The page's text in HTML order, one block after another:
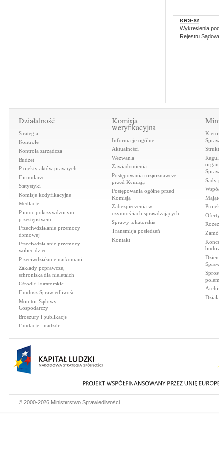
KRS-X2
Wykreślenia
Rejestru
Działalność
Strategia
Kontrole
Kontrola zarządcza
Budżet
Projekty aktów prawnych
Formularze
Statystyki
Komisje kodyfikacyjne
Mediacje
Pomoc pokrzywdzonym
przestępstwem
Przeciwdziałanie przemocy
domowej
Przeciwdziałanie przemocy
wobec dzieci
Przeciwdziałanie narkomanii
Zakłady poprawcze,
schroniska dla nieletnich
Ośrodki kuratorskie
Fundusz Sprawiedliwości
Monitor Sądowy i
Gospodarczy
Broszury i publikacje
Fundacje - nadzór
Komisja
weryfikacyjna
Informacje ogólne
Aktualności
Wezwania
Zawiadomienia
Postępowania rozpoznawcze
przed Komisją
Postępowania ogólne przed
Komisją
Zabezpieczenia w
czynnościach sprawdzających
Sprawy lokatorskie
Transmisja posiedzeń
Kontakt
Sądy
© 2000-2026 Ministerstwo Sprawiedliwości